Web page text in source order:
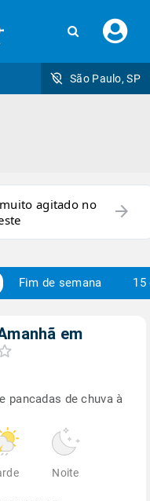
seu
São Paulo, SP
agitado no
arrow_forward
Fim de semana 15
em
pancadas de chuva à
Noite